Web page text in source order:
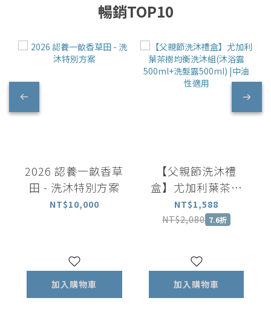
暢銷TOP10
2026 認養一畝香草
田 - 洗沐特別方案
NT$10,000
加入購物車
【父親節洗沐禮
盒】尤加利葉茶樹
均衡洗沐組(沐浴露
500ml+洗髮露
用
NT$1,588
NT$2,080 7.6折
加入購物車